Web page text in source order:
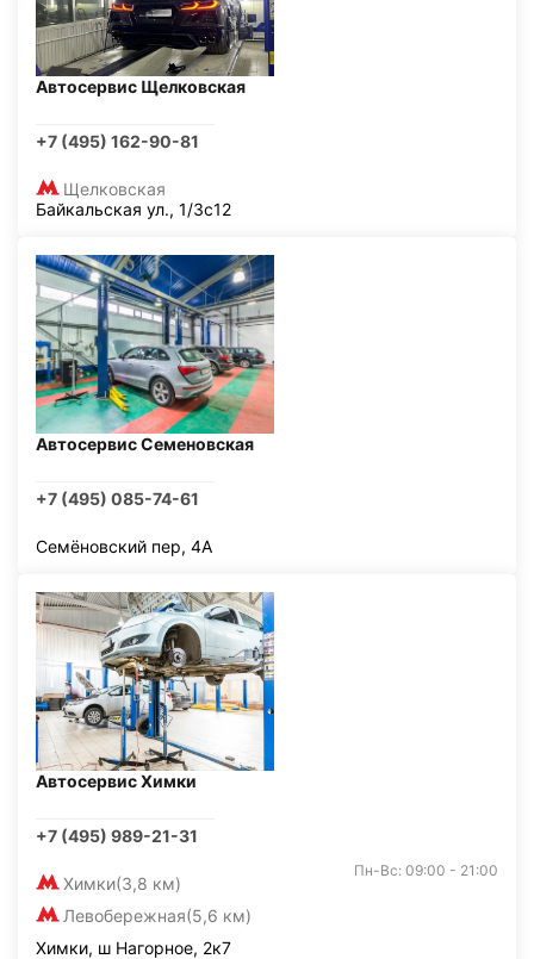
Автосервис Щелковская
+7 (495) 162-90-81
Щелковская
Байкальская ул., 1/3с12
Автосервис Семеновская
+7 (495) 085-74-61
Семёновский пер, 4А
Автосервис Химки
+7 (495) 989-21-31
Химки(3,8 км)
Левобережная(5,6 км)
Пн-Вс: 09:00 - 21:00
Химки, ш Нагорное, 2к7